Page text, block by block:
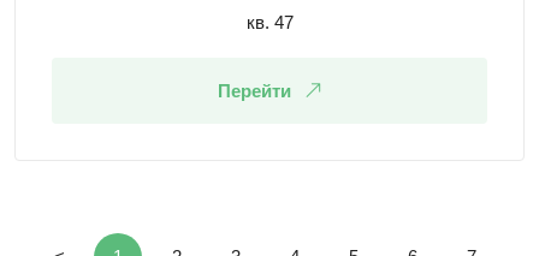
кв. 47
Перейти